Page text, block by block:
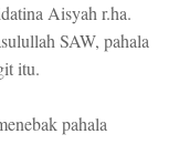
Aisyah r.ha.
SAW, pahala
itu.
pahala